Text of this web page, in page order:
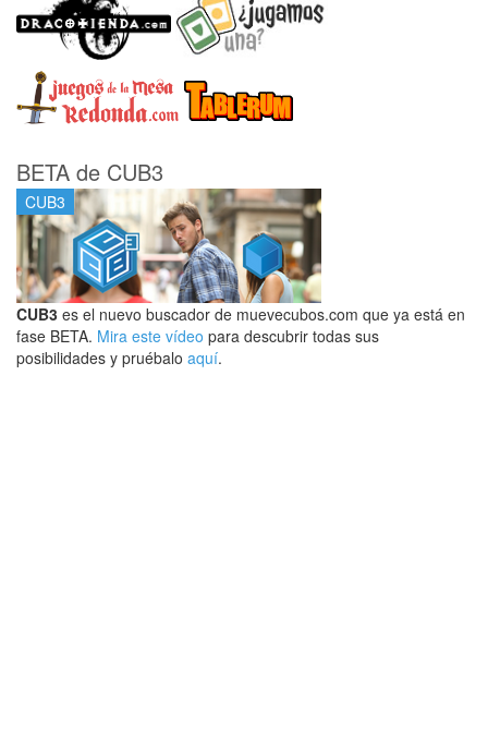
BETA de CUB3
CUB3
CUB3 es el nuevo buscador de muevecubos.com que ya está en
fase BETA. Mira este vídeo para descubrir todas sus
posibilidades y pruébalo aquí.